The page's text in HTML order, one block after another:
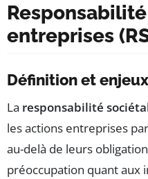
entreprises
Définition et
La responsabilité
les actions entreprises
au-delà de leurs
préoccupation quant aux